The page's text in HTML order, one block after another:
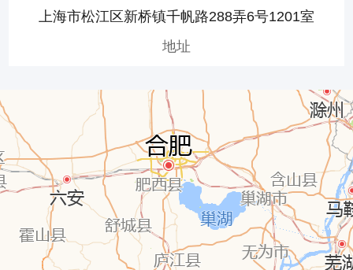
上海市松江区新桥镇千帆路288弄6号1201室
地址